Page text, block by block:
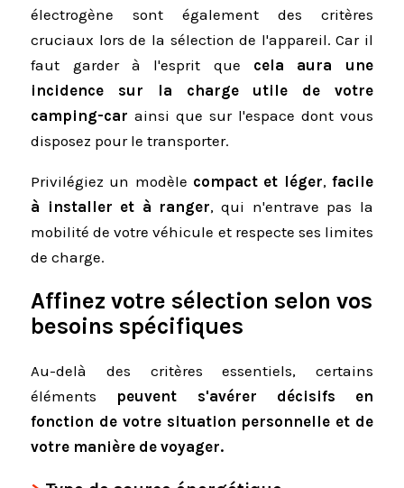
électrogène sont également des critères
cruciaux lors de la sélection de l'appareil. Car il
faut garder à l'esprit que cela aura une
incidence sur la charge utile de votre
camping-car ainsi que sur l'espace dont vous
disposez pour le transporter.
Privilégiez un modèle compact et léger, facile
à installer et à ranger, qui n'entrave pas la
mobilité de votre véhicule et respecte ses limites
de charge.
Affinez votre sélection selon vos
besoins spécifiques
Au-delà des critères essentiels, certains
éléments peuvent s'avérer décisifs en
fonction de votre situation personnelle et de
votre manière de voyager.